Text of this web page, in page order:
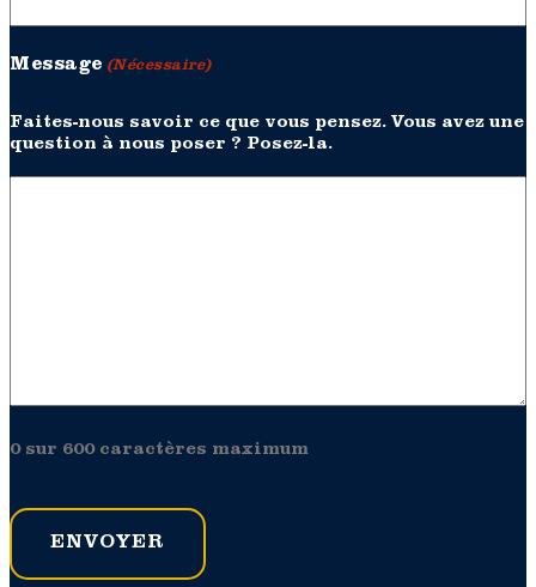
Message (Nécessaire)
Faites-nous savoir ce que vous pensez. Vous avez une
question à nous poser ? Posez-la.
0 sur 600 caractères maximum